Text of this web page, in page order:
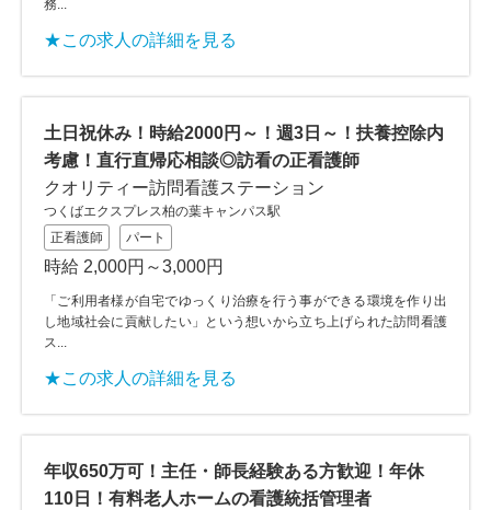
務...
★この求人の詳細を見る
土日祝休み！時給2000円～！週3日～！扶養控除内
考慮！直行直帰応相談◎訪看の正看護師
クオリティー訪問看護ステーション
つくばエクスプレス柏の葉キャンパス駅
正看護師
パート
時給 2,000円～3,000円
「ご利用者様が自宅でゆっくり治療を行う事ができる環境を作り出
し地域社会に貢献したい」という想いから立ち上げられた訪問看護
ス...
★この求人の詳細を見る
年収650万可！主任・師長経験ある方歓迎！年休
110日！有料老人ホームの看護統括管理者